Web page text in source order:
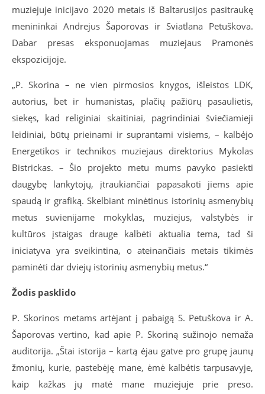
muziejuje inicijavo 2020 metais iš Baltarusijos pasitraukę
menininkai Andrejus Šaporovas ir Sviatlana Petuškova.
Dabar presas eksponuojamas muziejaus Pramonės
ekspozicijoje.
„P. Skorina – ne vien pirmosios knygos, išleistos LDK,
autorius, bet ir humanistas, plačių pažiūrų pasaulietis,
siekęs, kad religiniai skaitiniai, pagrindiniai šviečiamieji
leidiniai, būtų prieinami ir suprantami visiems, – kalbėjo
Energetikos ir technikos muziejaus direktorius Mykolas
Bistrickas. – Šio projekto metu mums pavyko pasiekti
daugybę lankytojų, įtraukiančiai papasakoti jiems apie
spaudą ir grafiką. Skelbiant minėtinus istorinių asmenybių
metus suvienijame mokyklas, muziejus, valstybės ir
kultūros įstaigas drauge kalbėti aktualia tema, tad ši
iniciatyva yra sveikintina, o ateinančiais metais tikimės
paminėti dar dviejų istorinių asmenybių metus.“
Žodis pasklido
P. Skorinos metams artėjant į pabaigą S. Petuškova ir A.
Šaporovas vertino, kad apie P. Skoriną sužinojo nemaža
auditorija. „Štai istorija – kartą ėjau gatve pro grupę jaunų
žmonių, kurie, pastebėję mane, ėmė kalbėtis tarpusavyje,
kaip kažkas jų matė mane muziejuje prie preso.